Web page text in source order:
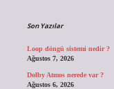
Son Yazılar
Loop döngü sistemi nedir ?
Ağustos 7, 2026
Dolby Atmos nerede var ?
Ağustos 6, 2026